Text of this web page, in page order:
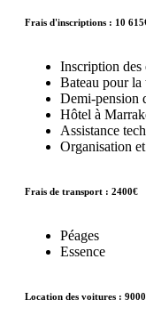
Frais d'inscriptions : 10
Inscription des
Bateau pour la
Demi-pension
Hôtel à
Assistance
Organisation
Frais de transport : 2400€
Péages
Essence
Location des voitures :